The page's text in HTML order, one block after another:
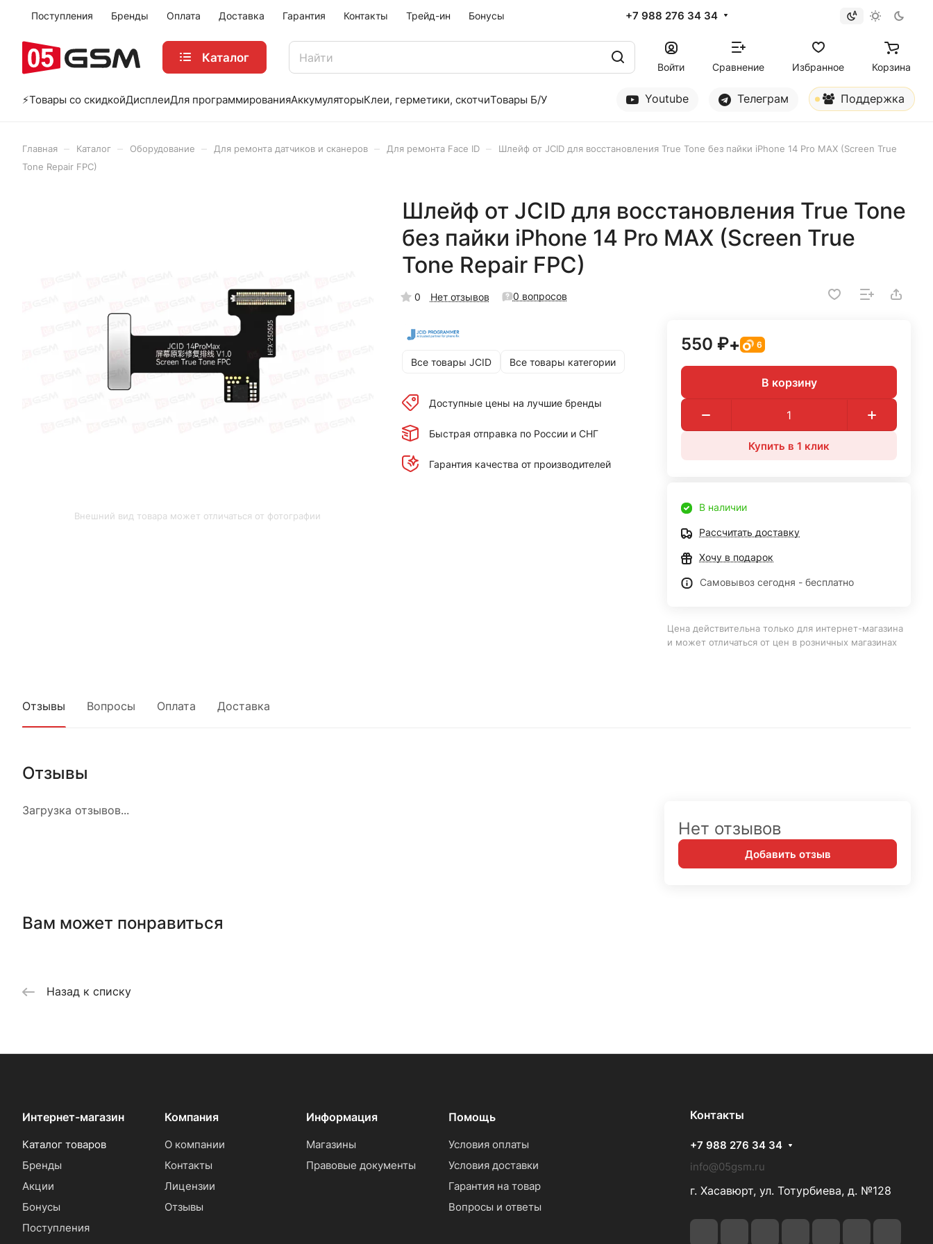
Поступления Бренды Оплата Доставка Гарантия Контакты Трейд-ин Бонусы +7 988 276 34 34
Каталог
Войти Сравнение Избранное Корзина
⚡️Товары со скидкойДисплеиДля программированияАккумуляторыКлеи, герметики, скотчиТовары Б/У Youtube Телеграм Поддержка
Главная Каталог Оборудование Для ремонта датчиков и сканеров Для ремонта Face ID
Шлейф от JCID для восстановления True Tone без пайки iPhone 14 Pro MAX (Screen True
Tone Repair FPC)
Внешний вид товара может отличаться от фотографии
Шлейф от JCID для восстановления True Tone
без пайки iPhone 14 Pro MAX (Screen True
Tone Repair FPC)
0 Нет отзывов 0 вопросов
Все товары JCID Все товары категории
Доступные цены на лучшие бренды
Быстрая отправка по России и СНГ
Гарантия качества от производителей
550 ₽+ 6
В корзину
Купить в 1 клик
В наличии
Рассчитать доставку
Хочу в подарок
Самовывоз сегодня - бесплатно
Цена действительна только для интернет-магазина
и может отличаться от цен в розничных магазинах
Отзывы Вопросы Оплата Доставка
Отзывы
Загрузка отзывов...
Нет отзывов
Добавить отзыв
Вам может понравиться
Назад к списку
Интернет-магазин
Каталог товаров
Бренды
Акции
Бонусы
Поступления
Компания
О компании
Контакты
Лицензии
Отзывы
Информация
Магазины
Правовые документы
Помощь
Условия оплаты
Условия доставки
Гарантия на товар
Вопросы и ответы
Контакты
+7 988 276 34 34
info@05gsm.ru
г. Хасавюрт, ул. Тотурбиева, д. №128